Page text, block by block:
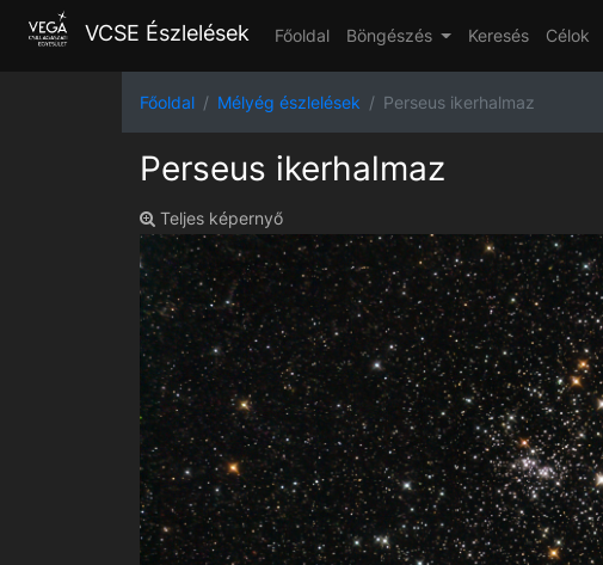
VCSE Észlelések Főoldal Böngészés Keresés Célok
Főoldal Mélyég észlelések Perseus ikerhalmaz
Perseus ikerhalmaz
Teljes képernyő